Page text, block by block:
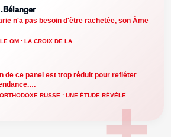
n'a pas besoin d'être rachetée, son Âme
OM : LA CROIX DE LA…
de ce panel est trop réduit pour refléter
RUSSE : UNE ÉTUDE RÉVÈLE…